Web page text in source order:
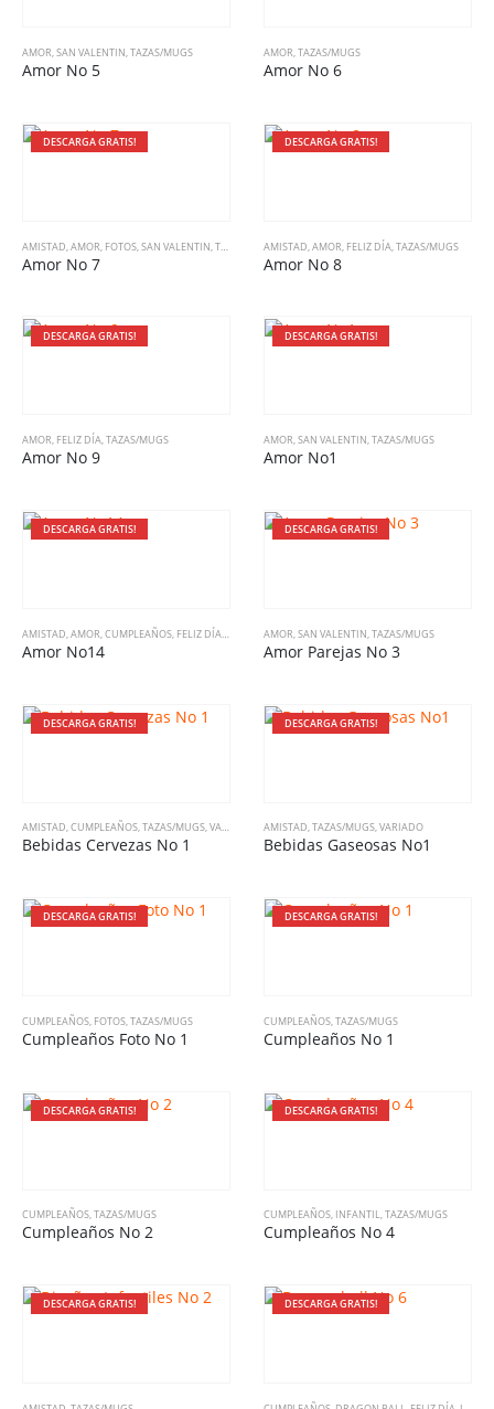
AMOR,SAN VALENTIN,TAZAS/MUGS
Amor No 5
AMOR,TAZAS/MUGS
Amor No 6
DESCARGA GRATIS!
AMISTAD,AMOR, FOTOS,SAN VALENTIN,TAZAS/MUGS
Amor No 7
DESCARGA GRATIS!
AMISTAD,AMOR, FELIZ DÍA,TAZAS/MUGS
Amor No 8
DESCARGA GRATIS!
AMOR, FELIZ DÍA,TAZAS/MUGS
Amor No 9
DESCARGA GRATIS!
AMOR,SAN VALENTIN,TAZAS/MUGS
Amor No1
DESCARGA GRATIS!
AMISTAD,AMOR,CUMPLEAÑOS, FELIZ DÍA,TAZAS/MUGS
Amor No14
DESCARGA GRATIS!
AMOR,SAN VALENTIN,TAZAS/MUGS
Amor Parejas No 3
DESCARGA GRATIS!
AMISTAD,CUMPLEAÑOS,TAZAS/MUGS,VARIADO
Bebidas Cervezas No 1
DESCARGA GRATIS!
AMISTAD,TAZAS/MUGS,VARIADO
Bebidas Gaseosas No1
DESCARGA GRATIS!
CUMPLEAÑOS, FOTOS,TAZAS/MUGS
Cumpleaños Foto No 1
DESCARGA GRATIS!
CUMPLEAÑOS,TAZAS/MUGS
Cumpleaños No 1
DESCARGA GRATIS!
CUMPLEAÑOS,TAZAS/MUGS
Cumpleaños No 2
DESCARGA GRATIS!
CUMPLEAÑOS, INFANTIL,TAZAS/MUGS
Cumpleaños No 4
DESCARGA GRATIS! DESCARGA GRATIS!